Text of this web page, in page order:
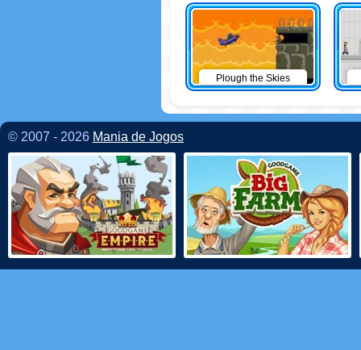
Plough the Skies
© 2007 - 2026 Mania de Jogos